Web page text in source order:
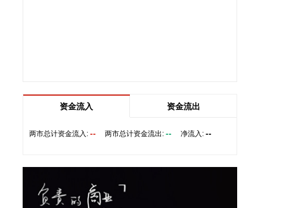
五五”规划》，其中提出，提升本质安全水平。支持集
线，减少危险源点。鼓励加大安全生产投入，加快老
不再新建“一头多尾”、“多头一尾”工业炸药生产线。
鼓励发展低感度民爆产品，推广安全性高的生产方
资金流入 资金流出
两市总计资金流入: -- 两市总计资金流出: -- 净流入: --